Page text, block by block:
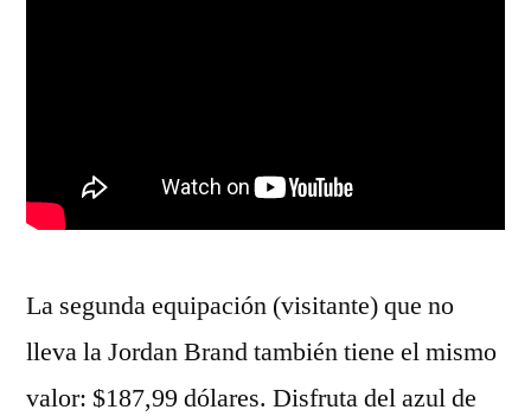
La segunda equipación (visitante) que no
lleva la Jordan Brand también tiene el mismo
valor: $187,99 dólares. Disfruta del azul de